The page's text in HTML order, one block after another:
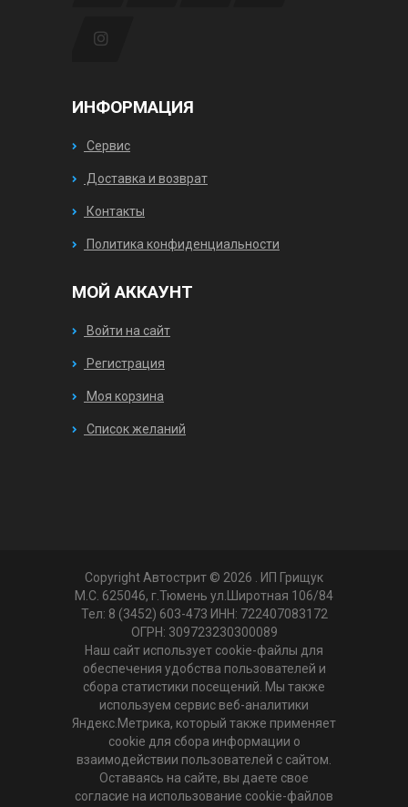
ИНФОРМАЦИЯ
Сервис
Доставка и возврат
Контакты
Политика конфиденциальности
МОЙ АККАУНТ
Войти на сайт
Регистрация
Моя корзина
Список желаний
Copyright Автострит © 2026
. ИП Грищук
М.С. 625046, г.Тюмень ул.Широтная 106/84
Тел: 8 (3452) 603-473 ИНН: 722407083172
ОГРН: 309723230300089
Наш сайт использует cookie-файлы для
обеспечения удобства пользователей и
сбора статистики посещений. Мы также
используем сервис веб-аналитики
Яндекс.Метрика, который также применяет
cookie для сбора информации о
взаимодействии пользователей с сайтом.
Оставаясь на сайте, вы даете свое
согласие на использование cookie-файлов